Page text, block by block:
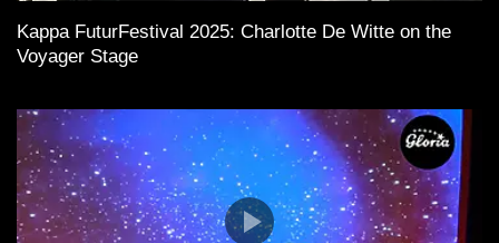
Kappa FuturFestival 2025: Charlotte De Witte on the
Voyager Stage